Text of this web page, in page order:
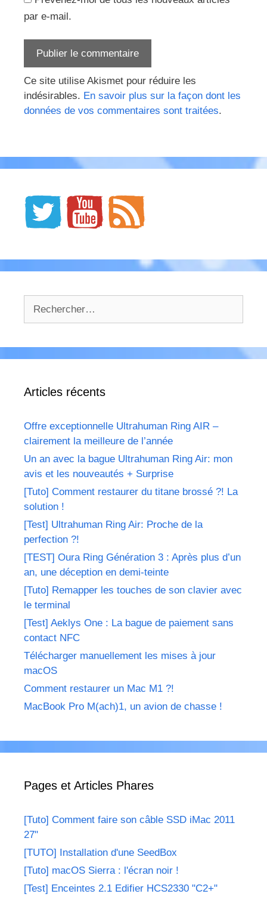
par e-mail.
Ce site utilise Akismet pour réduire les
indésirables. En savoir plus sur la façon dont les
données de vos commentaires sont traitées.
Articles récents
Offre exceptionnelle Ultrahuman Ring AIR –
clairement la meilleure de l’année
Un an avec la bague Ultrahuman Ring Air: mon
avis et les nouveautés + Surprise
[Tuto] Comment restaurer du titane brossé ?! La
solution !
[Test] Ultrahuman Ring Air: Proche de la
perfection ?!
[TEST] Oura Ring Génération 3 : Après plus d’un
an, une déception en demi-teinte
[Tuto] Remapper les touches de son clavier avec
le terminal
[Test] Aeklys One : La bague de paiement sans
contact NFC
Télécharger manuellement les mises à jour
macOS
Comment restaurer un Mac M1 ?!
MacBook Pro M(ach)1, un avion de chasse !
Pages et Articles Phares
[Tuto] Comment faire son câble SSD iMac 2011
27"
[TUTO] Installation d'une SeedBox
[Tuto] macOS Sierra : l'écran noir !
[Test] Enceintes 2.1 Edifier HCS2330 "C2+"